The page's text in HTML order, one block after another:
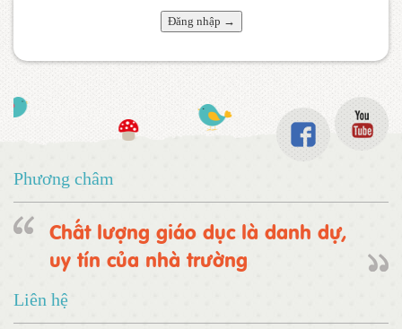
Phương châm
Chất lượng giáo dục là danh dự,
uy tín của nhà trường
Liên hệ